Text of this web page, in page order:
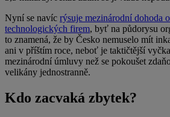
Nyní se navíc rýsuje mezinárodní dohoda
technologických firem, byť na půdorysu
to znamená, že by Česko nemuselo mít
ani v příštím roce, neboť je taktičtější
mezinárodní úmluvy než se pokoušet
velikány jednostranně.
Kdo zacvaká zbytek?